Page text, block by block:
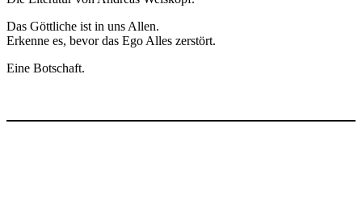
Das Göttliche ist in uns Allen.
Erkenne es, bevor das Ego Alles zerstört.
Eine Botschaft.